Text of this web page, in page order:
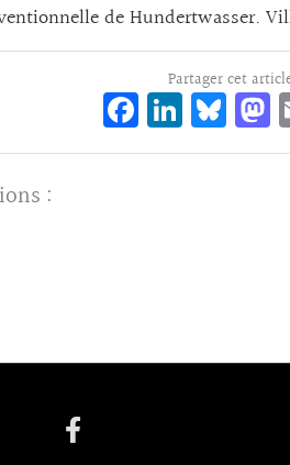
de Hundertwasser.
Partager cet
Fa
ce
Li
n
Bl
ue
: